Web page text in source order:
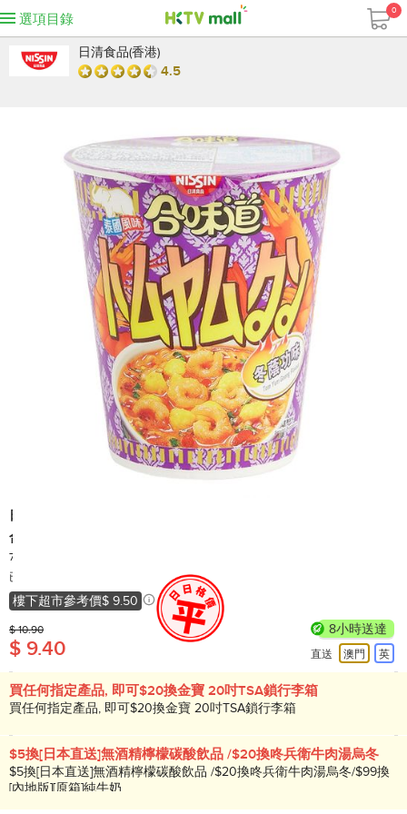
選項目錄
0
日清食品(香港)
4.5
日清
合味道 杯麵 - 冬蔭功味
74克
已售出 20,000+
樓下超市參考價$ 9.50
$ 10.90
$ 9.40
8小時送達
直送 澳門 英
買任何指定產品, 即可$20換金寶 20吋TSA鎖行李箱
買任何指定產品, 即可$20換金寶 20吋TSA鎖行李箱
$5換[日本直送]無酒精檸檬碳酸飲品 /$20換咚兵衛牛肉湯烏冬
$5換[日本直送]無酒精檸檬碳酸飲品 /$20換咚兵衛牛肉湯烏冬/$99換
[內地版][原箱]純牛奶